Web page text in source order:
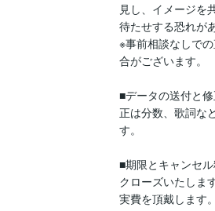
見し、イメージを
待たせする恐れが
※事前相談なしで
合がございます。
■データの送付と
正は分数、歌詞な
す。
■期限とキャンセ
クローズいたしま
実費を頂戴します